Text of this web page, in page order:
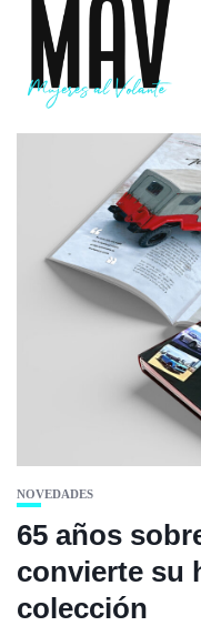
NOVEDADES
65 años
convierte su
colección